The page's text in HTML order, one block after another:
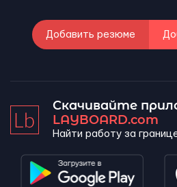
Добавить резюме
Скачивайте
LAYBOARD.com
Найти работу за